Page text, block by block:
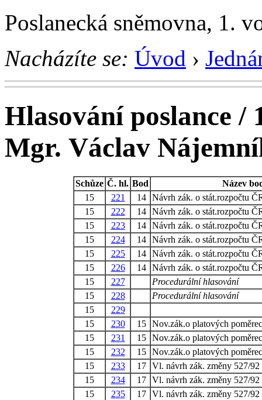
Poslanecká sněmovna, 1.
Nacházíte se: Úvod ›
Hlasování poslance /
Mgr. Václav
Schůze Č. hl. Bod
Název
15
221 14 Návrh zák. o stát.rozpočtu
15
222 14 Návrh zák. o stát.rozpočtu
15
223 14 Návrh zák. o stát.rozpočtu
15
224 14 Návrh zák. o stát.rozpočtu
15
225 14 Návrh zák. o stát.rozpočtu
15
226 14 Návrh zák. o stát.rozpočtu
15
227
Procedurální hlasování
15
228
Procedurální hlasování
15
229
15
230 15 Nov.zák.o platových
15
231 15 Nov.zák.o platových
15
232 15 Nov.zák.o platových
15
233 17 Vl. návrh zák. změny 527/
15
234 17 Vl. návrh zák. změny 527/
15
235 17 Vl. návrh zák. změny 527/